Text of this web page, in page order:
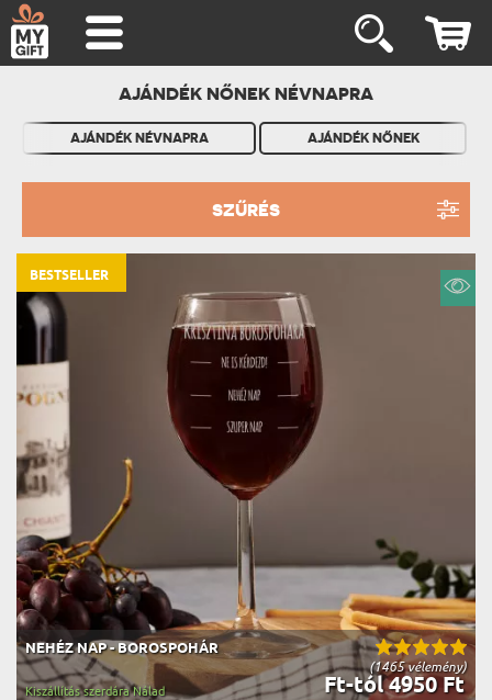
AJÁNDÉK NŐNEK NÉVNAPRA
AJÁNDÉK NÉVNAPRA AJÁNDÉK NŐNEK
SZŰRÉS
(1465 vélemény)
NEHÉZ NAP - BOROSPOHÁR
Ft-tól 4950 Ft
Kiszállítás szerdára Nálad
BESTSELLER